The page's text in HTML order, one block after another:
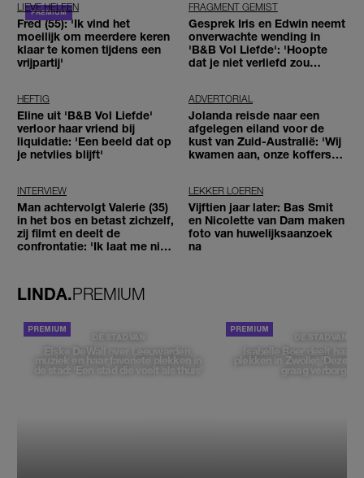
LIEVE HELEEN
Fred (55): 'Ik vind het
moeilijk om meerdere keren
klaar te komen tijdens een
vrijpartij'
FRAGMENT GEMIST
Gesprek Iris en Edwin neemt
onverwachte wending in
'B&B Vol Liefde': 'Hoopte
dat je niet verliefd zou
HEFTIG
Eline uit 'B&B Vol Liefde'
verloor haar vriend bij
liquidatie: 'Een beeld dat op
je netvlies blijft'
ADVERTORIAL
Jolanda reisde naar een
afgelegen eiland voor de
kust van Zuid-Australië: 'Wij
kwamen aan, onze koffers
INTERVIEW
Man achtervolgt Valerie (35)
in het bos en betast zichzelf,
zij filmt en deelt de
confrontatie: 'Ik laat me niet
LEKKER LOEREN
Vijftien jaar later: Bas Smit
en Nicolette van Dam maken
foto van huwelijksaanzoek
na
LINDA.PREMIUM
DE STAD VAN
Elske DeWall over Leeuwarden,
muziek en haar favoriete plekken in
de stad: 'Een stad die voelt als thuis'
DE STAD VAN
Isabelle Boer deelt haar
plekken in Zwolle: 'Deze
graag verborgen'